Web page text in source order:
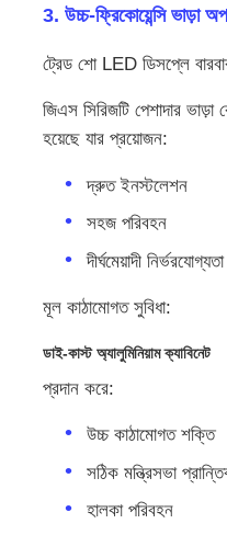
3. উচ্চ-ফ্রিকোয়েন্সি ভাড়া
ট্রেড শো LED ডিসপ্লে
জিএস সিরিজটি পেশাদার ভাড়া
হয়েছে যার প্রয়োজন:
দ্রুত ইনস্টলেশন
সহজ পরিবহন
দীর্ঘমেয়াদী নির্ভরযোগ্যতা
মূল কাঠামোগত সুবিধা:
ডাই-কাস্ট অ্যালুমিনিয়াম ক্যাবিনেট
প্রদান করে:
উচ্চ কাঠামোগত শক্তি
সঠিক মন্ত্রিসভা
হালকা পরিবহন